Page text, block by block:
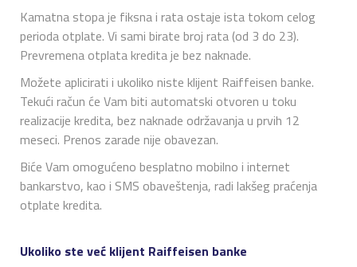
Kamatna stopa je fiksna i rata ostaje ista tokom celog
perioda otplate. Vi sami birate broj rata (od 3 do 23).
Prevremena otplata kredita je bez naknade.
Možete aplicirati i ukoliko niste klijent Raiffeisen banke.
Tekući račun će Vam biti automatski otvoren u toku
realizacije kredita, bez naknade održavanja u prvih 12
meseci. Prenos zarade nije obavezan.
Biće Vam omogućeno besplatno mobilno i internet
bankarstvo, kao i SMS obaveštenja, radi lakšeg praćenja
otplate kredita.
Ukoliko ste već klijent Raiffeisen banke